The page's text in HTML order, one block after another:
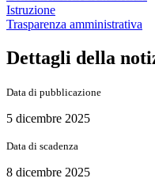
Istruzione
Trasparenza amministrativa
Dettagli della
Data di pubblicazione
5 dicembre 2025
Data di scadenza
8 dicembre 2025